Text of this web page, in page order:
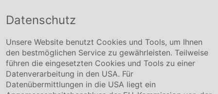
Conmetall Meister GmbH
+49 5141-180
info@conmetallmeister.de
www.conmetallmeister.de
Unternehmen
Datenschutz
Unsere Website benutzt Cookies und Tools, um Ihnen
den bestmöglichen Service zu gewährleisten. Teilweise
führen die eingesetzten Cookies und Tools zu einer
Datenverarbeitung in den USA. Für
Datenübermittlungen in die USA liegt ein